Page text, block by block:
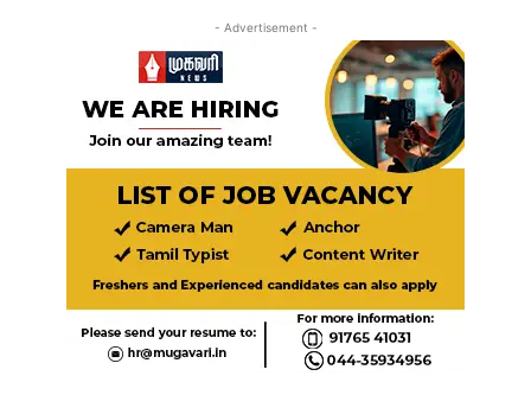
- Advertisement -